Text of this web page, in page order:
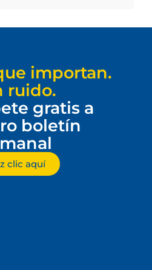
importan.
ruido.
gratis a
boletín
clic aquí